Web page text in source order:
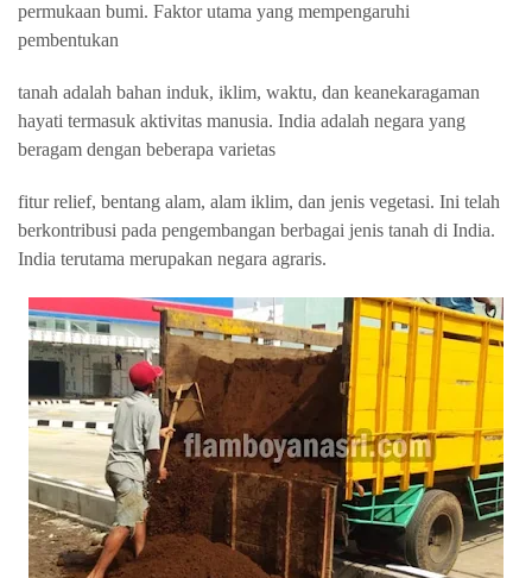
permukaan bumi. Faktor utama yang mempengaruhi
pembentukan
tanah adalah bahan induk, iklim, waktu, dan keanekaragaman
hayati termasuk aktivitas manusia. India adalah negara yang
beragam dengan beberapa varietas
fitur relief, bentang alam, alam iklim, dan jenis vegetasi. Ini telah
berkontribusi pada pengembangan berbagai jenis tanah di India.
India terutama merupakan negara agraris.